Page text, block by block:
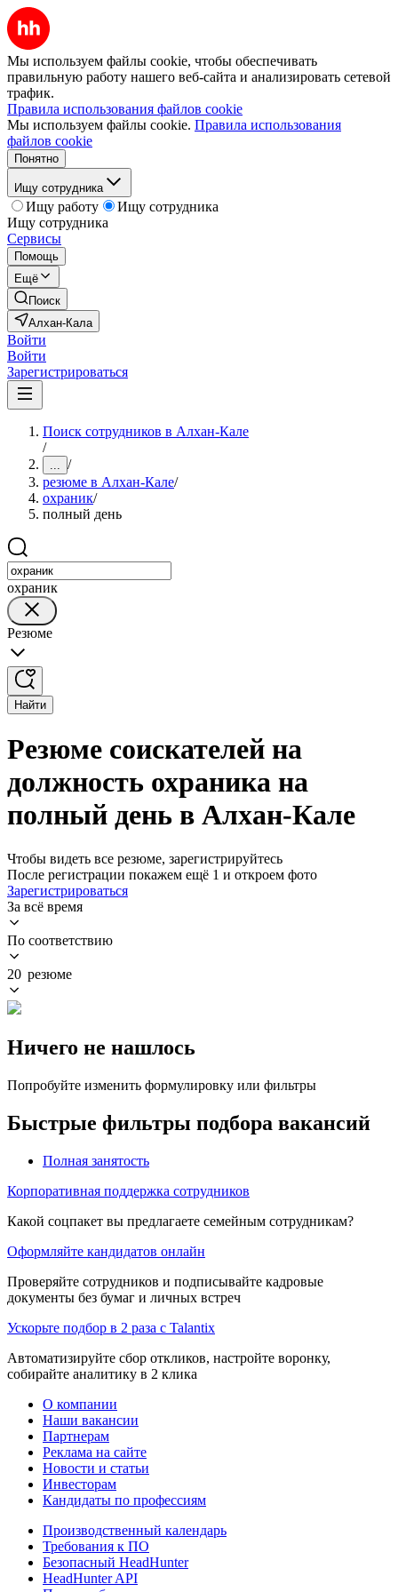
Мы используем файлы cookie, чтобы обеспечивать
правильную работу нашего веб-сайта и анализировать сетевой
трафик.
Правила использования файлов cookie
Мы используем файлы cookie. Правила использования
файлов cookie
Понятно
Ищу сотрудника
Ищу работу
Ищу сотрудника
Ищу сотрудника
Сервисы
Помощь
Ещё
Поиск
Алхан-Кала
Войти
Войти
Зарегистрироваться
Поиск сотрудников в Алхан-Кале
/
... /
резюме в Алхан-Кале/
охраник/
полный день
охраник
Резюме
Найти
Резюме соискателей на
должность охраника на
полный день в Алхан-Кале
Чтобы видеть все резюме, зарегистрируйтесь
После регистрации покажем ещё 1 и откроем фото
Зарегистрироваться
За всё время
По соответствию
20 резюме
Ничего не нашлось
Попробуйте изменить формулировку или фильтры
Быстрые фильтры подбора вакансий
Полная занятость
Корпоративная поддержка сотрудников
Какой соцпакет вы предлагаете семейным сотрудникам?
Оформляйте кандидатов онлайн
Проверяйте сотрудников и подписывайте кадровые
документы без бумаг и личных встреч
Ускорьте подбор в 2 раза с Talantix
Автоматизируйте сбор откликов, настройте воронку,
собирайте аналитику в 2 клика
О компании
Наши вакансии
Партнерам
Реклама на сайте
Новости и статьи
Инвесторам
Кандидаты по профессиям
Производственный календарь
Требования к ПО
Безопасный HeadHunter
HeadHunter API